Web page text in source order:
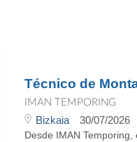
Técnico de
IMAN TEMPORING
Bizkaia 30/07/2026
Desde IMAN Temporing,